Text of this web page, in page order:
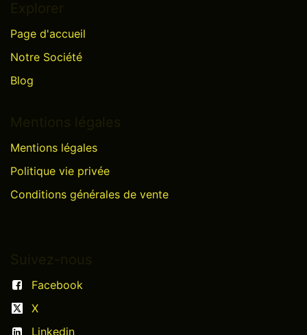
Page d'accueil
Notre Société
Blog
Mentions légales
Politique vie privée
Conditions générales de vente
Facebook
X
Linkedin